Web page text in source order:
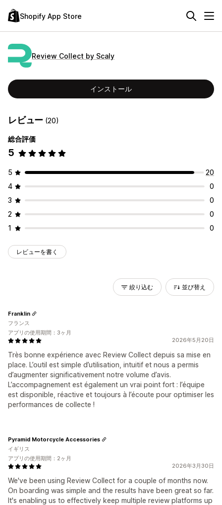
Shopify App Store
Review Collect by Scaly
インストール
レビュー (20)
総合評価
5
5
20
4
0
3
0
2
0
1
0
レビューを書く
絞り込む 並び替え
2026年5月20日
Très bonne expérience avec Review Collect depuis sa mise en
place. L’outil est simple d’utilisation, intuitif et nous a permis
d’augmenter significativement notre volume d’avis.
L’accompagnement est également un vrai point fort : l’équipe
est disponible, réactive et toujours à l’écoute pour optimiser les
performances de collecte !
Franklin
フランス
アプリの使用期間：3ヶ月
2026年3月30日
We've been using Review Collect for a couple of months now.
On boarding was simple and the results have been great so far.
It's enabling us to effectively keep multiple review platforms up
Pyramid Motorcycle Accessories
イギリス
アプリの使用期間：2ヶ月